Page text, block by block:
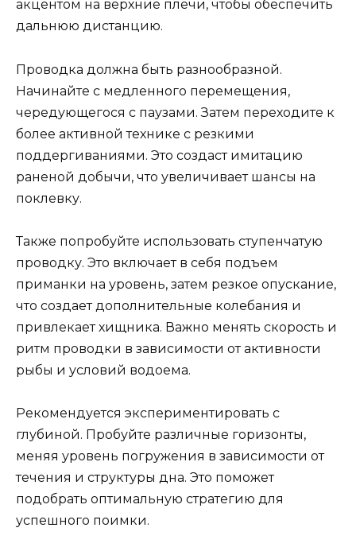
акцентом на верхние плечи, чтобы обеспечить
дальнюю дистанцию.
Проводка должна быть разнообразной.
Начинайте с медленного перемещения,
чередующегося с паузами. Затем переходите к
более активной технике с резкими
поддергиваниями. Это создаст имитацию
раненой добычи, что увеличивает шансы на
поклевку.
Также попробуйте использовать ступенчатую
проводку. Это включает в себя подъем
приманки на уровень, затем резкое опускание,
что создает дополнительные колебания и
привлекает хищника. Важно менять скорость и
ритм проводки в зависимости от активности
рыбы и условий водоема.
Рекомендуется экспериментировать с
глубиной. Пробуйте различные горизонты,
меняя уровень погружения в зависимости от
течения и структуры дна. Это поможет
подобрать оптимальную стратегию для
успешного поимки.